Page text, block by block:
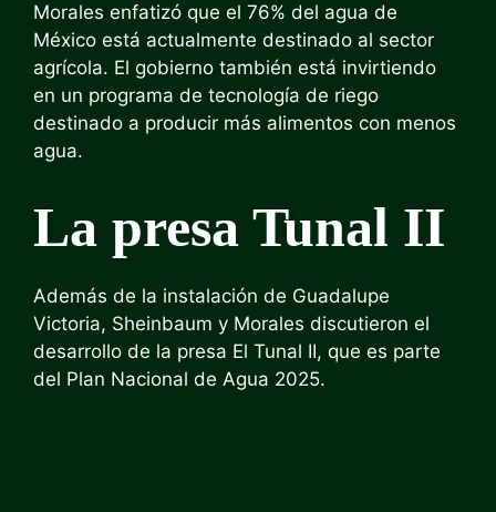
Morales enfatizó que el 76% del agua de
México está actualmente destinado al sector
agrícola. El gobierno también está invirtiendo
en un programa de tecnología de riego
destinado a producir más alimentos con menos
agua.
La presa Tunal II
Además de la instalación de Guadalupe
Victoria, Sheinbaum y Morales discutieron el
desarrollo de la presa El Tunal II, que es parte
del Plan Nacional de Agua 2025.